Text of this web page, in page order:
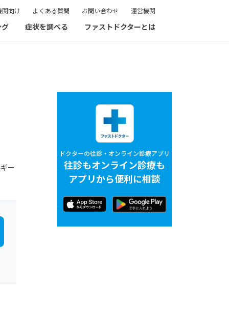
関向け よくある質問 お問い合わせ 運営機関
症状を調べる ファストドクターとは
ー
ドクターの往診・オンライン診療アプリ
往診もオンライン診療も
アプリから便利に相談